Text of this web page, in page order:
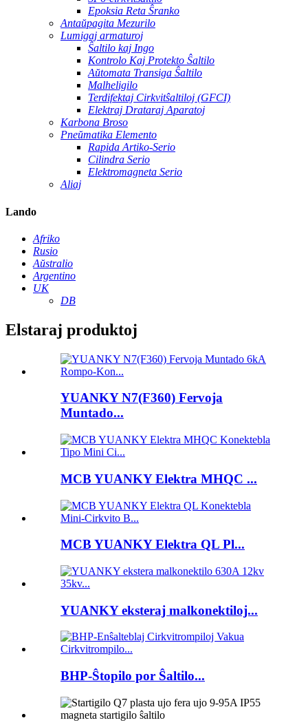
Epoksia Reta Ŝranko
Antaŭpagita Mezurilo
Lumigaj armaturoj
Ŝaltilo kaj Ingo
Kontrolo Kaj Protekto Ŝaltilo
Aŭtomata Transiga Ŝaltilo
Malheligilo
Terdifektaj Cirkvitŝaltiloj (GFCI)
Elektraj Drataraj Aparatoj
Karbona Broso
Pneŭmatika Elemento
Rapida Artiko-Serio
Cilindra Serio
Elektromagneta Serio
Aliaj
Lando
Afriko
Rusio
Aŭstralio
Argentino
UK
DB
Elstaraj produktoj
YUANKY N7(F360) Fervoja
Muntado...
MCB YUANKY Elektra MHQC ...
MCB YUANKY Elektra QL Pl...
YUANKY eksteraj malkonektiloj...
BHP-Ŝtopilo por Ŝaltilo...